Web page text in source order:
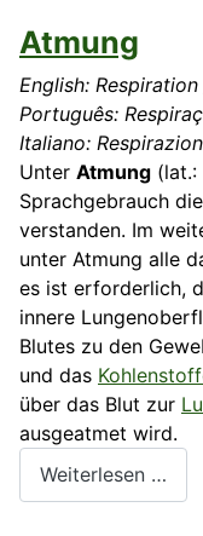
Atmung
English:
Português:
Italiano:
Unter Atmung (lat.:
Sprachgebrauch
verstanden. Im
unter Atmung alle
es ist erforderlich,
innere
Blutes zu den
und das
über das Blut zur
ausgeatmet wird.
Weiterlesen …